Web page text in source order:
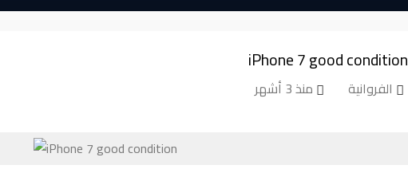
iPhone 7 good condition
الفروانية منذ 3 أشهر